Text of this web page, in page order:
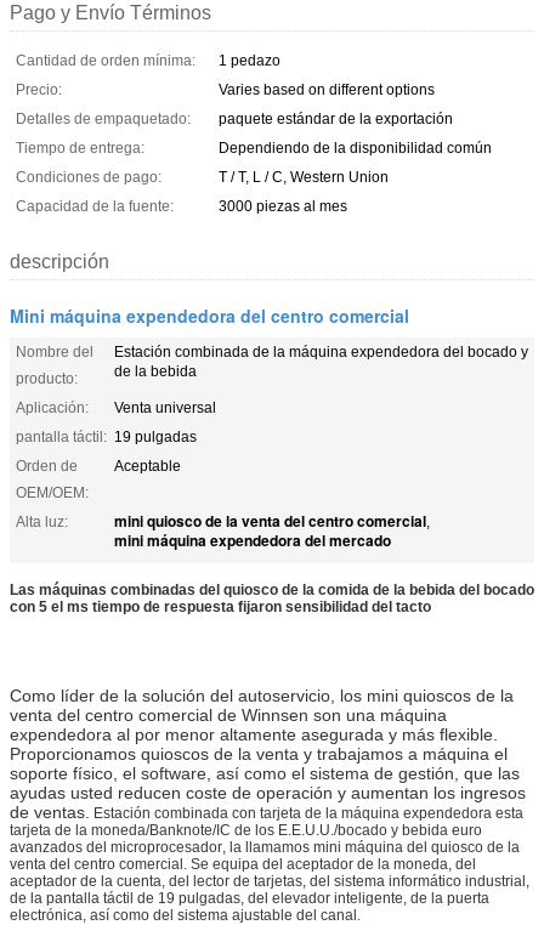
Pago y Envío Términos
Cantidad de orden mínima:
1 pedazo
Precio:
Varies based on different options
Detalles de empaquetado:
paquete estándar de la exportación
Tiempo de entrega:
Dependiendo de la disponibilidad común
Condiciones de pago:
T / T, L / C, Western Union
Capacidad de la fuente:
3000 piezas al mes
descripción
Mini máquina expendedora del centro comercial
Nombre del
producto:
Estación combinada de la máquina expendedora del bocado y
de la bebida
Aplicación:
Venta universal
pantalla táctil: 19 pulgadas
Orden de
OEM/OEM:
Aceptable
Alta luz: mini quiosco de la venta del centro comercial,
mini máquina expendedora del mercado
Las máquinas combinadas del quiosco de la comida de la bebida del bocado
con 5 el ms tiempo de respuesta fijaron sensibilidad del tacto
Como líder de la solución del autoservicio, los mini quioscos de la
venta del centro comercial de Winnsen son una máquina
expendedora al por menor altamente asegurada y más flexible.
Proporcionamos quioscos de la venta y trabajamos a máquina el
soporte físico, el software, así como el sistema de gestión, que las
ayudas usted reducen coste de operación y aumentan los ingresos
de ventas. Estación combinada con tarjeta de la máquina expendedora esta
tarjeta de la moneda/Banknote/IC de los E.E.U.U./bocado y bebida euro
avanzados del microprocesador, la llamamos mini máquina del quiosco de la
venta del centro comercial. Se equipa del aceptador de la moneda, del
aceptador de la cuenta, del lector de tarjetas, del sistema informático industrial,
de la pantalla táctil de 19 pulgadas, del elevador inteligente, de la puerta
electrónica, así como del sistema ajustable del canal.